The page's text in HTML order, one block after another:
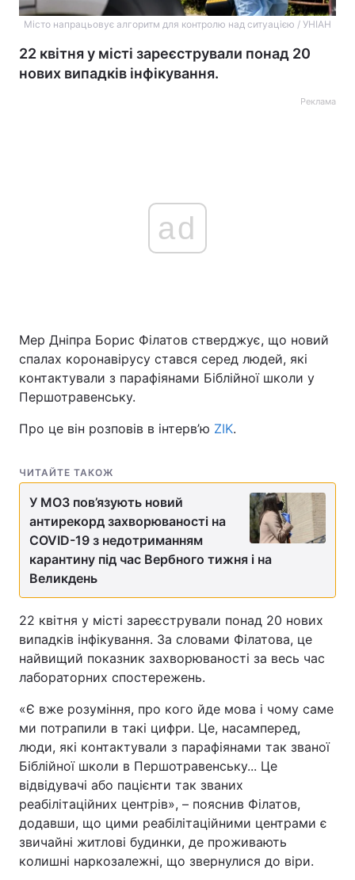
Місто напрацьовує алгоритм для контролю над ситуацією / УНІАН
22 квітня у місті зареєстрували понад 20
нових випадків інфікування.
Реклама
ad
Мер Дніпра Борис Філатов стверджує, що новий
спалах коронавірусу стався серед людей, які
контактували з парафіянами Біблійної школи у
Першотравенську.
Про це він розповів в інтерв’ю ZIK.
ЧИТАЙТЕ ТАКОЖ
У МОЗ пов’язують новий
антирекорд захворюваності на
COVID-19 з недотриманням
карантину під час Вербного тижня і на
Великдень
22 квітня у місті зареєстрували понад 20 нових
випадків інфікування. За словами Філатова, це
найвищий показник захворюваності за весь час
лабораторних спостережень.
«Є вже розуміння, про кого йде мова і чому саме
ми потрапили в такі цифри. Це, насамперед,
люди, які контактували з парафіянами так званої
Біблійної школи в Першотравенську... Це
відвідувачі або пацієнти так званих
реабілітаційних центрів», – пояснив Філатов,
додавши, що цими реабілітаційними центрами є
звичайні житлові будинки, де проживають
колишні наркозалежні, що звернулися до віри.